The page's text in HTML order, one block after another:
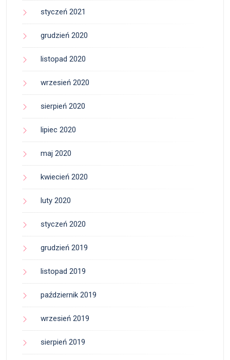
styczeń 2021
grudzień 2020
listopad 2020
wrzesień 2020
sierpień 2020
lipiec 2020
maj 2020
kwiecień 2020
luty 2020
styczeń 2020
grudzień 2019
listopad 2019
październik 2019
wrzesień 2019
sierpień 2019